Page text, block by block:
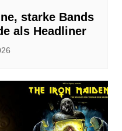
starke Bands
als Headliner